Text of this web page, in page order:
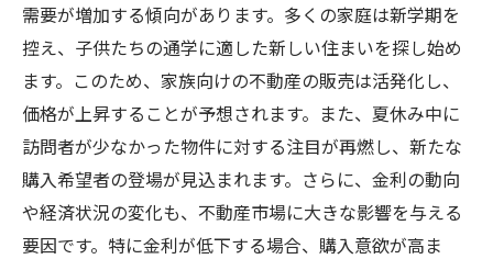
需要が増加する傾向があります。多くの家庭は新学期を
控え、子供たちの通学に適した新しい住まいを探し始め
ます。このため、家族向けの不動産の販売は活発化し、
価格が上昇することが予想されます。また、夏休み中に
訪問者が少なかった物件に対する注目が再燃し、新たな
購入希望者の登場が見込まれます。さらに、金利の動向
や経済状況の変化も、不動産市場に大きな影響を与える
要因です。特に金利が低下する場合、購入意欲が高ま